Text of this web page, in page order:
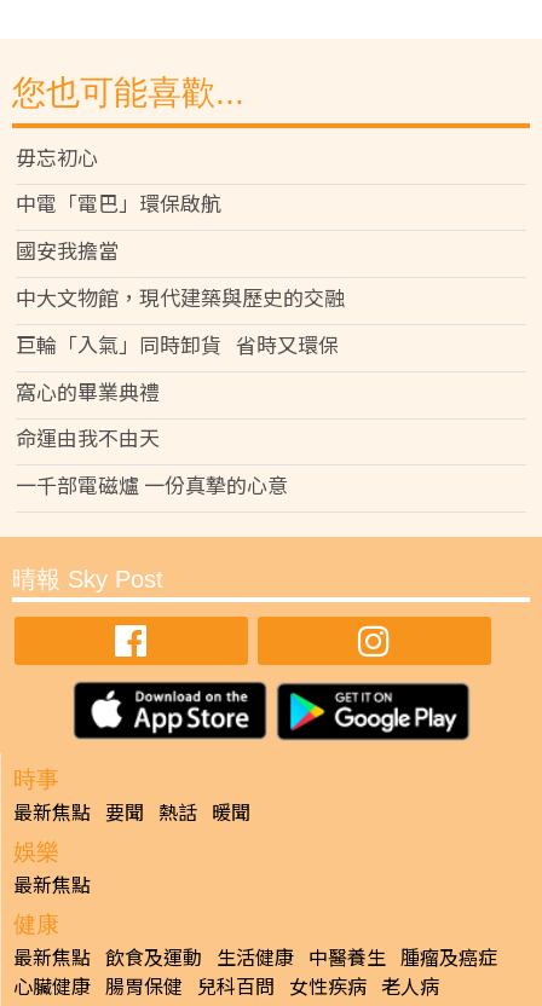
您也可能喜歡...
毋忘初心
中電「電巴」環保啟航
國安我擔當
中大文物館，現代建築與歷史的交融
巨輪「入氣」同時卸貨 省時又環保
窩心的畢業典禮
命運由我不由天
一千部電磁爐 一份真摯的心意
晴報 Sky Post
時事
最新焦點 要聞 熱話 暖聞
娛樂
最新焦點
健康
最新焦點 飲食及運動 生活健康 中醫養生 腫瘤及癌症
心臟健康 腸胃保健 兒科百問 女性疾病 老人病